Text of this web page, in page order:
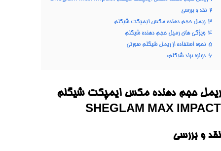
2 نقد و بررسی
3 ریمل حجم دهنده مکس ایمپکت شیگلم
4 ویژگی های رمیل حجم دهنده شیگلم
5 نحوه استفاده از ریمل شیگلم صورتی
6 درباره برند شیگلم:
ریمل حجم دهنده مکس ایمپکت شیگلم
SHEGLAM MAX IMPACT
نقد و بررسی